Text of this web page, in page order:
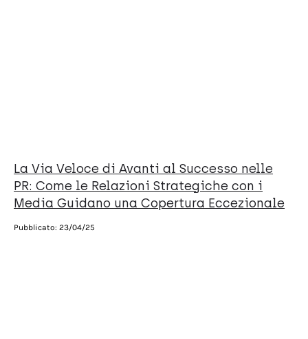
La Via Veloce di Avanti al Successo nelle
PR: Come le Relazioni Strategiche con i
Media Guidano una Copertura Eccezionale
Pubblicato: 23/04/25